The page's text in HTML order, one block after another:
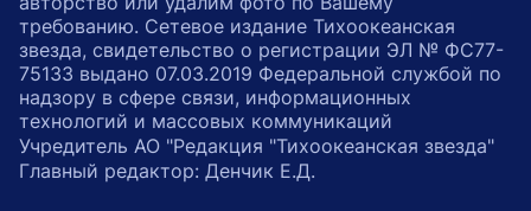
требованию. Сетевое издание Тихоокеанская
звезда, свидетельство о регистрации ЭЛ № ФС77-
75133 выдано 07.03.2019 Федеральной службой по
надзору в сфере связи, информационных
технологий и массовых коммуникаций
Учредитель АО "Редакция "Тихоокеанская звезда"
Главный редактор: Денчик Е.Д.